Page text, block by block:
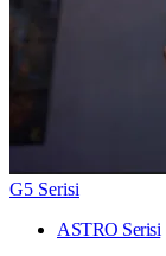
G5 Serisi
ASTRO Serisi